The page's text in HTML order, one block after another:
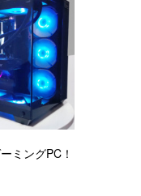
ミングPC！